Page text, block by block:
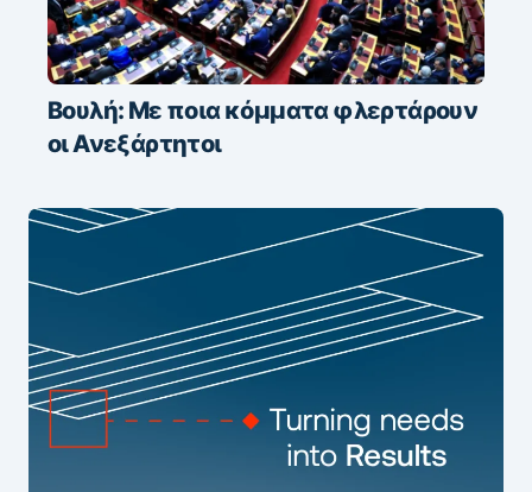
Βουλή: Με ποια κόμματα φλερτάρουν
οι Ανεξάρτητοι